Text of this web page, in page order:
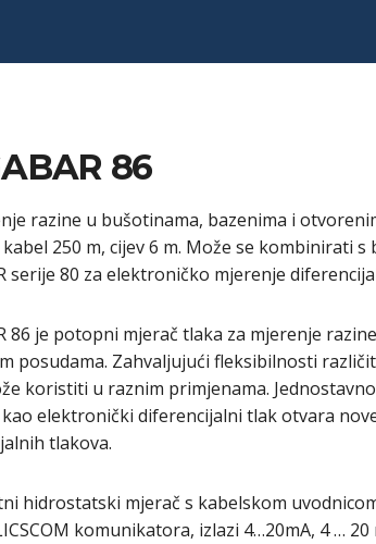
86
razine u bušotinama, bazenima i
250 m, cijev 6 m. Može se kombinirati
serije 80 za elektroničko mjerenje
86 je potopni mjerač tlaka za mjerenje
posudama. Zahvaljujući fleksibilnosti
koristiti u raznim primjenama.
elektronički diferencijalni tlak otvara
tlakova.
hidrostatski mjerač s kabelskom
komunikatora, izlazi 4…20mA, 4 … 20